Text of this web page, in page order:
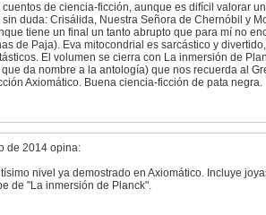
de ciencia-ficción, aunque es difícil valorar
duda: Crisálida, Nuestra Señora de Chernóbil y
tiene un final un tanto abrupto que para mí no
de Paja). Eva mitocondrial es sarcástico y
El volumen se cierra con La inmersión de
da nombre a la antología) que nos recuerda al
Axiomático. Buena ciencia-ficción de pata negra.
de 2014 opina:
nivel ya demostrado en Axiomático. Incluye
de "La inmersión de Planck".